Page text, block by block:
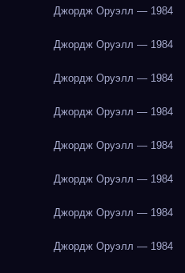
Джордж Оруэлл — 1984
Джордж Оруэлл — 1984
Джордж Оруэлл — 1984
Джордж Оруэлл — 1984
Джордж Оруэлл — 1984
Джордж Оруэлл — 1984
Джордж Оруэлл — 1984
Джордж Оруэлл — 1984